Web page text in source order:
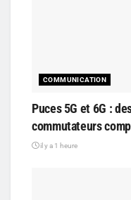
COMMUNICATION
Puces 5G et 6G :
commutateurs
il y a 1 heure